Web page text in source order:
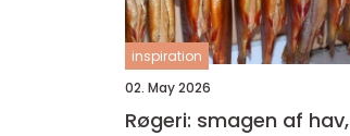
inspiration
02. May 2026
Røgeri: smagen af hav,